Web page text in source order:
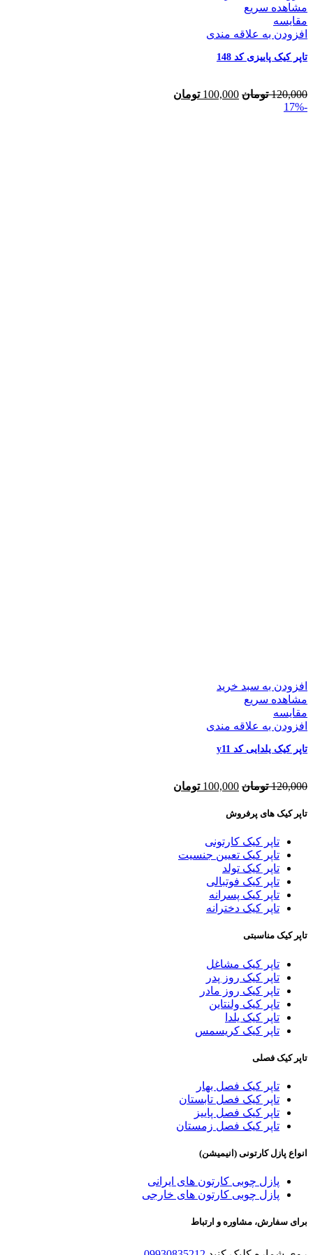
مشاهده سریع
مقایسه
افزودن به علاقه مندی
تاپر کیک پاییزی کد 148
120,000 تومان 100,000 تومان
-17%
افزودن به سبد خرید
مشاهده سریع
مقایسه
افزودن به علاقه مندی
تاپر کیک یلدایی کد y11
120,000 تومان 100,000 تومان
تاپر کیک های پرفروش
تاپر کیک کارتونی
تاپر کیک تعیین جنسیت
تاپر کیک تولد
تاپر کیک فوتبالی
تاپر کیک پسرانه
تاپر کیک دخترانه
تاپر کیک مناسبتی
تاپر کیک مشاغل
تاپر کیک روز پدر
تاپر کیک روز مادر
تاپر کیک ولنتاین
تاپر کیک یلدا
تاپر کیک کریسمس
تاپر کیک فصلی
تاپر کیک فصل بهار
تاپر کیک فصل تابستان
تاپر کیک فصل پاییز
تاپر کیک فصل زمستان
انواع پازل کارتونی (انیمیشن)
پازل چوبی کارتون های ایرانی
پازل چوبی کارتون های خارجی
برای سفارش، مشاوره و ارتباط